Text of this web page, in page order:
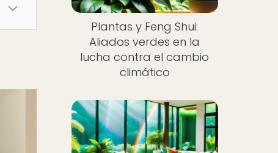
Plantas y Feng Shui:
Aliados verdes en la
lucha contra el cambio
climático